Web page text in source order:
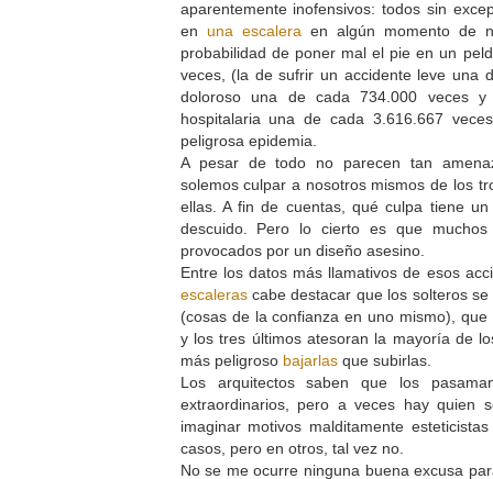
aparentemente inofensivos: todos sin
en una escalera en algún momento de
probabilidad de poner mal el pie en un
veces, (la de sufrir un accidente leve una
doloroso una de cada 734.000 veces
hospitalaria una de cada 3.616.667
peligrosa epidemia.
A pesar de todo no parecen tan
solemos culpar a nosotros mismos de los
ellas. A fin de cuentas, qué culpa tiene
descuido. Pero lo cierto es que
provocados por un diseño asesino.
Entre los datos más llamativos de esos
escalerascabe destacar que los solteros
(cosas de la confianza en uno mismo),
y los tres últimos atesoran la mayoría de
más peligroso bajarlasque subirlas.
Los arquitectos saben que los
extraordinarios, pero a veces hay quien
imaginar motivos malditamente
casos, pero en otros, tal vez no.
No se me ocurre ninguna buena excusa